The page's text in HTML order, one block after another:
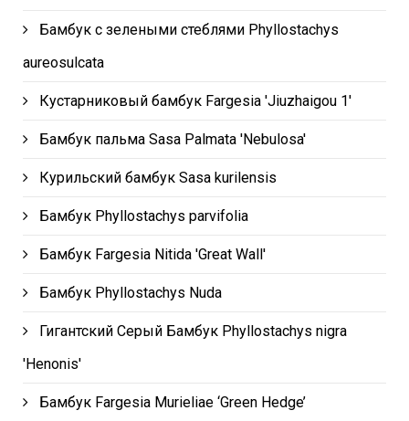
Бамбук с зелеными стеблями Phyllostachys
aureosulcata
Кустарниковый бамбук Fargesia 'Jiuzhaigou 1'
Бамбук пальма Sasa Palmata 'Nebulosa'
Курильский бамбук Sasa kurilensis
Бамбук Phyllostachys parvifolia
Бамбук Fargesia Nitida 'Great Wall'
Бамбук Phyllostachys Nuda
Гигантский Серый Бамбук Phyllostachys nigra
'Henonis'
Бамбук Fargesia Murieliae ‘Green Hedge’